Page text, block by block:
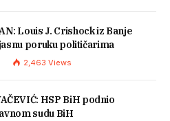
Louis J. Crishock iz Banje
poruku političarima
2,463 Views
HSP BiH podnio
sudu BiH